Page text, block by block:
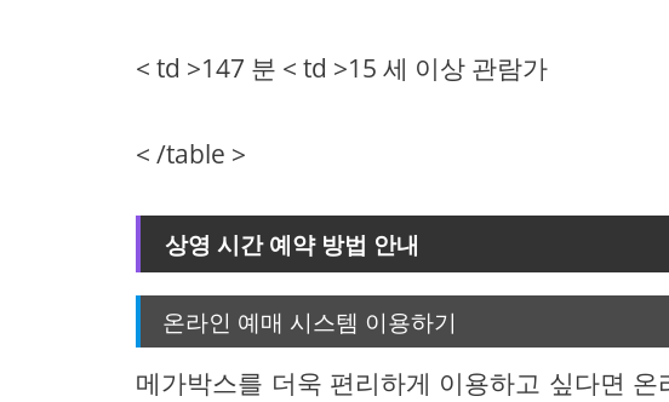
< td >147 분 < td >15 세 이상 관람가
< /table >
상영 시간 예약 방법 안내
온라인 예매 시스템 이용하기
메가박스를 더욱 편리하게 이용하고 싶다면